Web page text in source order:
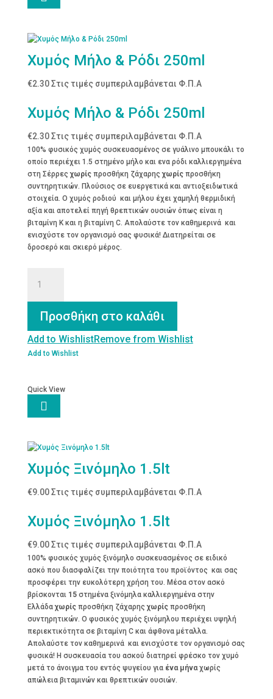
Χυμός Μήλο & Ρόδι 250ml
€2.30 Στις τιμές συμπεριλαμβάνεται Φ.Π.Α
Χυμός Μήλο & Ρόδι 250ml
€2.30 Στις τιμές συμπεριλαμβάνεται Φ.Π.Α
100% φυσικός χυμός συσκευασμένος σε γυάλινο μπουκάλι το
οποίο περιέχει 1.5 στημένo μήλο και ενα ρόδι καλλιεργημένα
στη Σέρρεςχωρίςπροσθήκη ζάχαρηςχωρίςπροσθήκη
συντηρητικών. Πλούσιος σε ευεργετικά και αντιοξειδωτικά
στοιχεία. Ο χυμός ροδιού και μήλου έχει χαμηλή θερμιδική
αξία και αποτελεί πηγή θρεπτικών ουσιών όπως είναι η
βιταμίνη Κ και η βιταμίνη C. Απολαύστε τον καθημερινά και
ενισχύστε τον οργανισμό σας φυσικά! Διατηρείται σε
δροσερό και σκιερό μέρος.
Μήλο
Ρόδι
250ml
ποσότητα
Προσθήκη στο καλάθι
Add to WishlistRemove from Wishlist
Add to Wishlist
Quick View

Χυμός Ξινόμηλο 1.5lt
€9.00 Στις τιμές συμπεριλαμβάνεται Φ.Π.Α
Χυμός Ξινόμηλο 1.5lt
€9.00 Στις τιμές συμπεριλαμβάνεται Φ.Π.Α
100% φυσικός χυμός ξινόμηλο συσκευασμένος σε ειδικό
ασκό που διασφαλίζει την ποιότητα του προϊόντος και σας
προσφέρει την ευκολότερη χρήση του. Μέσα στον ασκό
βρίσκονται 15στημένα ξινόμηλα καλλιεργημένα στην
Ελλάδαχωρίςπροσθήκη ζάχαρηςχωρίςπροσθήκη
συντηρητικών. Ο φυσικός χυμός ξινόμηλου περιέχει υψηλή
περιεκτικότητα σε βιταμίνη C και άφθονα μέταλλα.
Απολαύστε τον καθημερινά και ενισχύστε τον οργανισμό σας
φυσικά! Η συσκευασία του ασκού διατηρεί φρέσκο τον χυμό
μετά το άνοιγμα του εντός ψυγείου για ένα μήναχωρίς
απώλεια βιταμινών και θρεπτικών ουσιών.